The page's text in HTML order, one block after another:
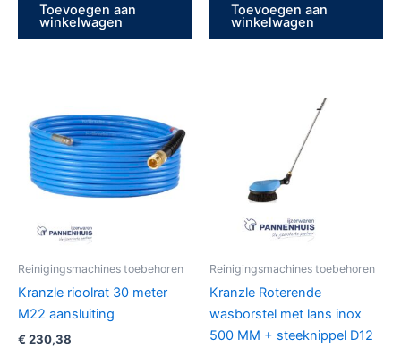
Toevoegen aan
winkelwagen
Toevoegen aan
winkelwagen
Reinigingsmachines toebehoren
Kranzle rioolrat 30 meter
M22 aansluiting
€ 230,38
Reinigingsmachines toebehoren
Kranzle Roterende
wasborstel met lans inox
500 MM + steeknippel D12